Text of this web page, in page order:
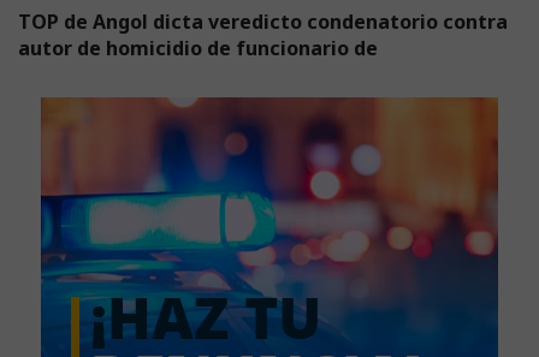
TOP de Angol dicta veredicto condenatorio contra
autor de homicidio de funcionario de